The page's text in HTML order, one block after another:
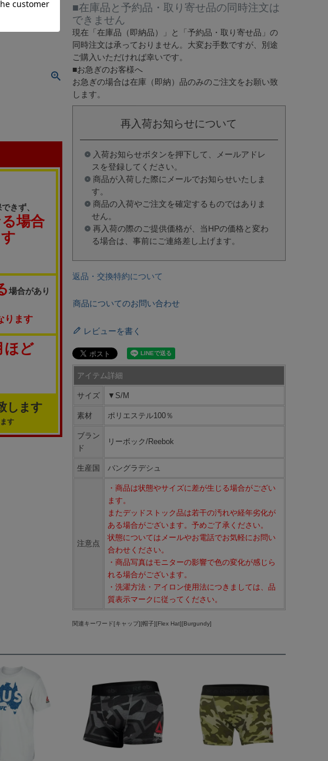
きず、
場合
場合があり
ります
ほど
します
す
■在庫品と予約品・取り寄せ品の同時注文は
できません
現在 「在庫品（即納品）」 と 「予約品・取り寄せ品」 の
同時注文は承っておりません。大変お手数ですが、別途
ご購入いただければ幸いです。
■お急ぎのお客様へ
お急ぎの場合は在庫（即納）品のみのご注文をお願い致
します。
再入荷お知らせについて
入荷お知らせボタンを押下して、メールアドレ
スを登録してください。
商品が入荷した際にメールでお知らせいたしま
す。
商品の入荷やご注文を確定するものではありま
せん。
再入荷の際のご提供価格が、当HPの価格と変わ
る場合は、事前にご連絡差し上げます。
返品・交換特約について
商品についてのお問い合わせ
レビューを書く
アイテム詳細
サイズ ▼S/M
素材 ポリエステル100％
ブラン
ド
リーボック/Reebok
生産国 バングラデシュ
注意点
・商品は状態やサイズに差が生じる場合がござい
ます。
またデッドストック品は若干の汚れや経年劣化が
ある場合がございます。予めご了承ください。
状態についてはメールやお電話でお気軽にお問い
合わせください。
・商品写真はモニターの影響で色の変化が感じら
れる場合がございます。
・洗濯方法・アイロン使用法につきましては、品
質表示マークに従ってください。
関連キーワード[キャップ][帽子][Flex Hat][Burgundy]